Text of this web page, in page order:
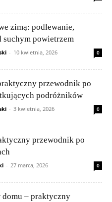
zimą: podlewanie,
suchym powietrzem
- 10 kwietnia, 2026 0
przewodnik po
podróżników
- 3 kwietnia, 2026 0
przewodnik po
- 27 marca, 2026 0
domu – praktyczny